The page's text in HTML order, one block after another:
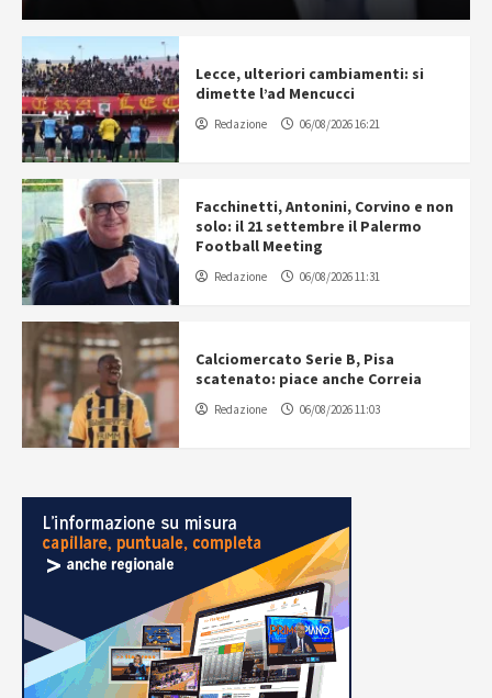
Lecce, ulteriori cambiamenti: si
dimette l’ad Mencucci
Redazione 06/08/2026 16:21
Facchinetti, Antonini, Corvino e non
solo: il 21 settembre il Palermo
Football Meeting
Redazione 06/08/2026 11:31
Calciomercato Serie B, Pisa
scatenato: piace anche Correia
Redazione 06/08/2026 11:03